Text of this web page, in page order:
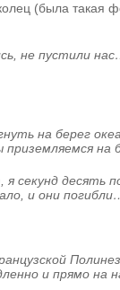
(была такая
не пустили
на берег
на
секунд десять
и они
и прямо на